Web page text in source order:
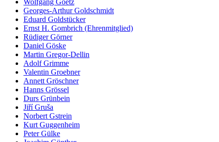
Georges-Arthur Goldschmidt
Eduard Goldstücker
Ernst H. Gombrich (Ehrenmitglied)
Rüdiger Görner
Daniel Göske
Martin Gregor-Dellin
Adolf Grimme
Valentin Groebner
Annett Gröschner
Hanns Grössel
Durs Grünbein
Jiří Gruša
Norbert Gstrein
Kurt Guggenheim
Peter Gülke